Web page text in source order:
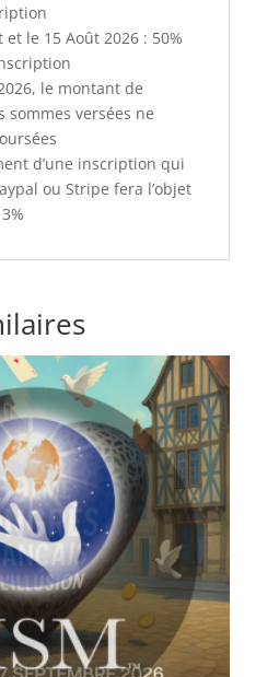
le 15 Août 2026 : 50%
le montant de
sommes versées ne
d’une inscription qui
ou Stripe fera l’objet